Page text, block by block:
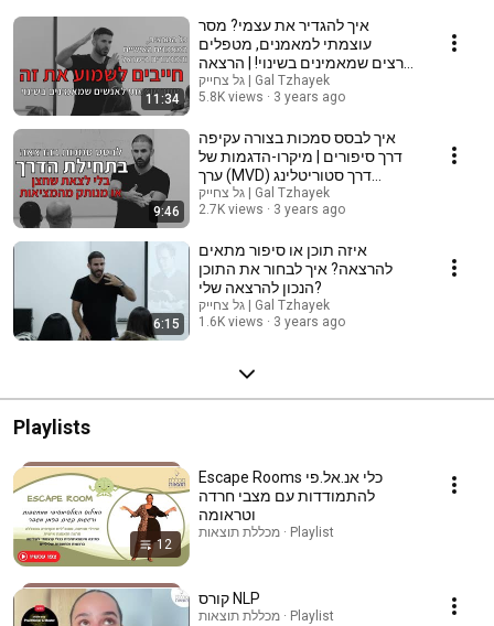
11:34
איך להגדיר את עצמי? מסר
עוצמתי למאמנים, מטפלים
ומרצים שמאמינים בשינוי! | הרצאה
מעוררת השראה
גל צחייק | Gal Tzhayek
5.8K views
3 years ago
9:46
איך לבסס סמכות בצורה עקיפה
דרך סיפורים | מיקרו-הדגמות של
ערך (MVD) דרך סטוריטלינג
(Storytelling)גל צחייק | Gal Tzhayek
2.7K views
3 years ago
6:15
איזה תוכן או סיפור מתאים
להרצאה? איך לבחור את התוכן
הנכון להרצאה שלי?
גל צחייק | Gal Tzhayek
1.6K views
3 years ago
Playlists
12
Escape Rooms כלי אנ.אל.פי
להתמודדות עם מצבי חרדה
וטראומה
מכללת תוצאות · Playlist
קורס NLP
מכללת תוצאות · Playlist